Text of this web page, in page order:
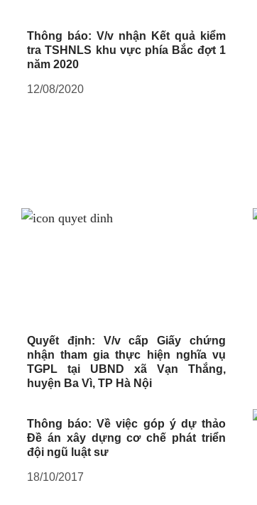
Thông báo: V/v nhận Kết quả kiểm
tra TSHNLS khu vực phía Bắc đợt 1
năm 2020
12/08/2020
Quyết định: V/v cấp Giấy chứng
nhận tham gia thực hiện nghĩa vụ
TGPL tại UBND xã Vạn Thắng,
huyện Ba Vì, TP Hà Nội
Thông báo: Về việc góp ý dự thảo
Đề án xây dựng cơ chế phát triển
đội ngũ luật sư
18/10/2017